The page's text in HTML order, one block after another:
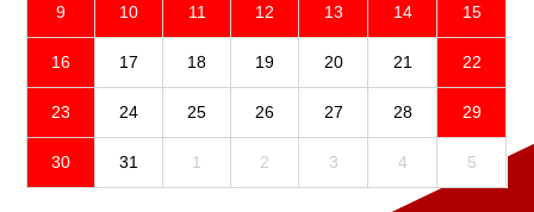
9 10 11 12 13 14 15
16 17 18 19 20 21 22
23 24 25 26 27 28 29
30 31 1 2 3 4 5